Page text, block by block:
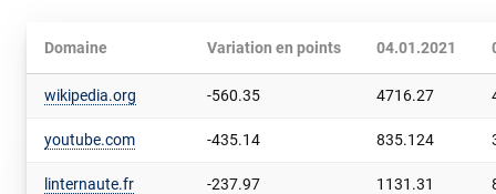
Domaine Variation en points 04.01.2021
wikipedia.org -560.35 4716.27
youtube.com -435.14 835.124
linternaute.fr -237.97 1131.31